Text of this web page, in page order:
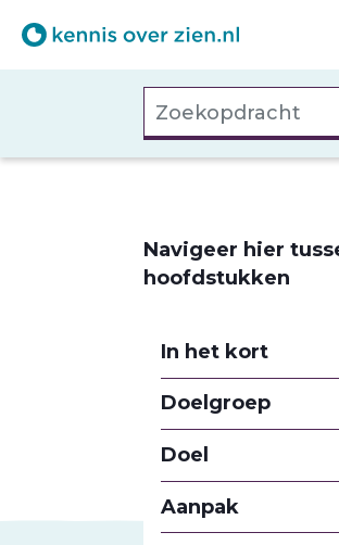
Overslaan
Zoekopdracht
Navigeer hier
hoofdstukken
In het kort
Doelgroep
Doel
Aanpak